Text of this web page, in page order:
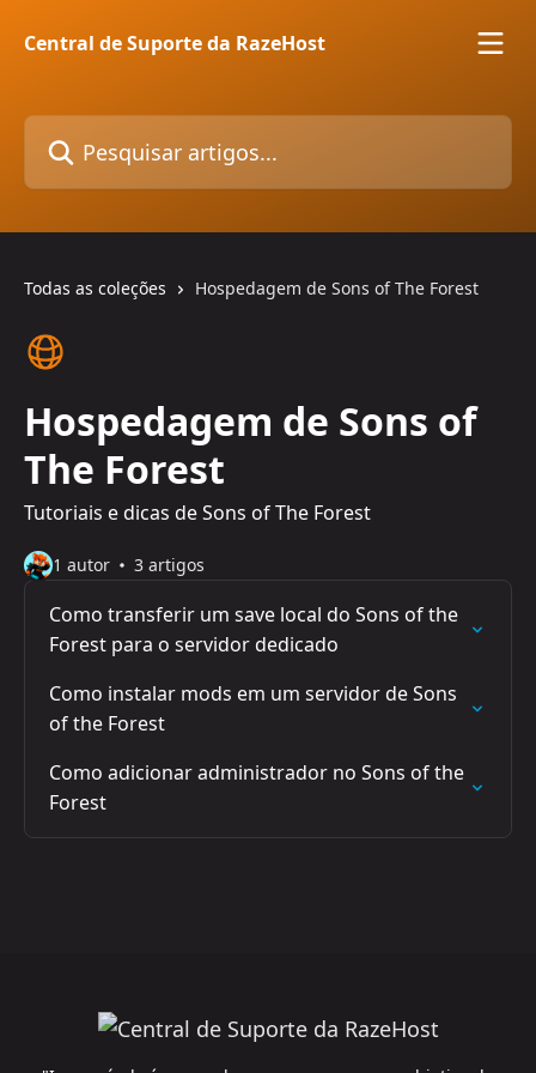
Central de Suporte da RazeHost
Pesquisar artigos...
Todas as coleções Hospedagem de Sons of The Forest
Hospedagem de Sons of
The Forest
Tutoriais e dicas de Sons of The Forest
1 autor 3 artigos
Como transferir um save local do Sons of the
Forest para o servidor dedicado
Como instalar mods em um servidor de Sons
of the Forest
Como adicionar administrador no Sons of the
Forest